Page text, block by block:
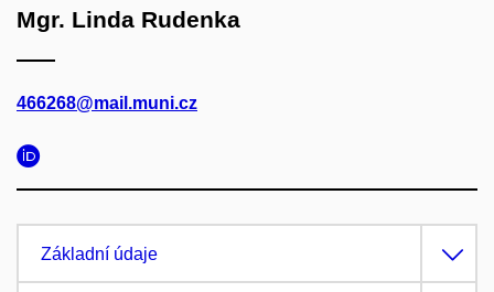
Mgr. Linda Rudenka
466268@mail.muni.cz
Základní údaje